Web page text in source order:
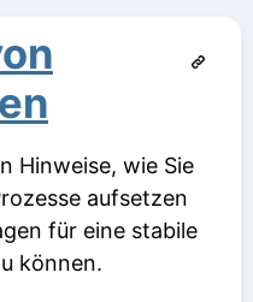
Hinweise, wie Sie
aufsetzen
für eine stabile
können.